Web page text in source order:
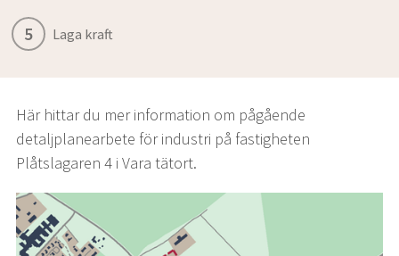
5 Laga kraft
Här hittar du mer information om pågående
detaljplanearbete för industri på fastigheten
Plåtslagaren 4 i Vara tätort.